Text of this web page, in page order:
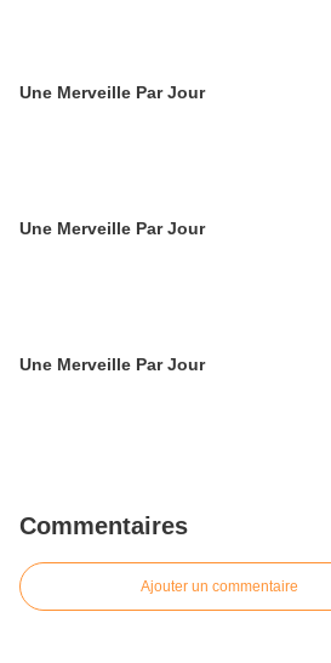
Une Merveille Par Jour
Une Merveille Par Jour
Une Merveille Par Jour
Commentaires
Ajouter un commentaire